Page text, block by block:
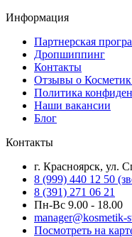
Информация
Партнерская
Дропшиппинг
Контакты
Отзывы о
Политика
Наши вакансии
Блог
Контакты
г. Красноярск, ул.
8 (999) 440 12 50
8 (391) 271 06 21
Пн-Вс 9.00 - 18.00
manager@kosmetik-
Посмотреть на